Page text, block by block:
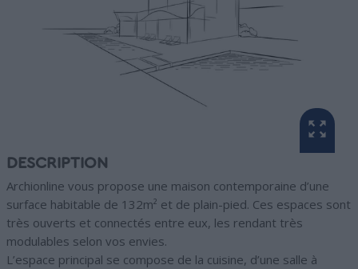
DESCRIPTION
Archionline vous propose une maison contemporaine d’une
surface habitable de 132m² et de plain-pied. Ces espaces sont
très ouverts et connectés entre eux, les rendant très
modulables selon vos envies.
L’espace principal se compose de la cuisine, d’une salle à